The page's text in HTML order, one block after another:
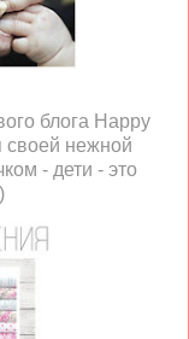
блога Happy
своей нежной
- дети - это